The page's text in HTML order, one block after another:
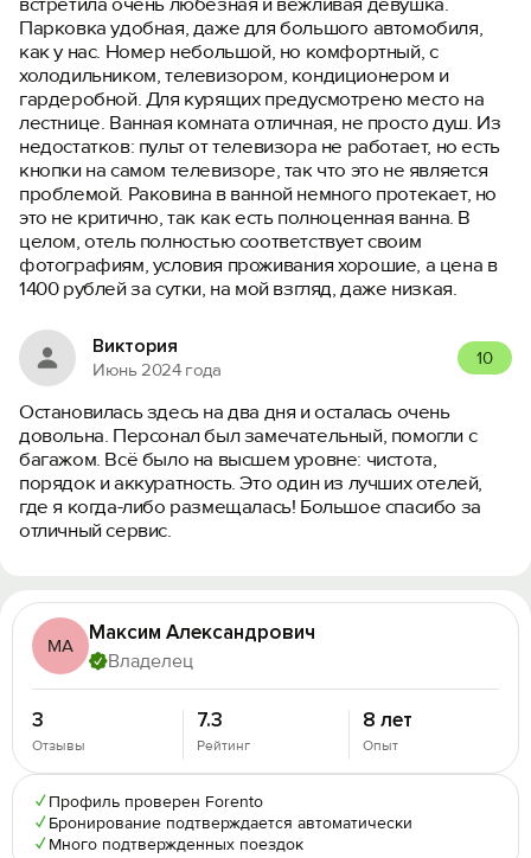
Парковка удобная, даже для большого автомобиля,
как у нас. Номер небольшой, но комфортный, с
холодильником, телевизором, кондиционером и
гардеробной. Для курящих предусмотрено место на
лестнице. Ванная комната отличная, не просто душ. Из
недостатков: пульт от телевизора не работает, но есть
кнопки на самом телевизоре, так что это не является
проблемой. Раковина в ванной немного протекает, но
это не критично, так как есть полноценная ванна. В
целом, отель полностью соответствует своим
фотографиям, условия проживания хорошие, а цена в
1400 рублей за сутки, на мой взгляд, даже низкая.
Виктория
Июнь 2024 года
10
Остановилась здесь на два дня и осталась очень
довольна. Персонал был замечательный, помогли с
багажом. Всё было на высшем уровне: чистота,
порядок и аккуратность. Это один из лучших отелей,
где я когда-либо размещалась! Большое спасибо за
отличный сервис.
МА
Максим Александрович
Владелец
3
Отзывы
7.3
Рейтинг
8 лет
Опыт
✓ Профиль проверен Forento
✓ Бронирование подтверждается автоматически
✓ Много подтвержденных поездок